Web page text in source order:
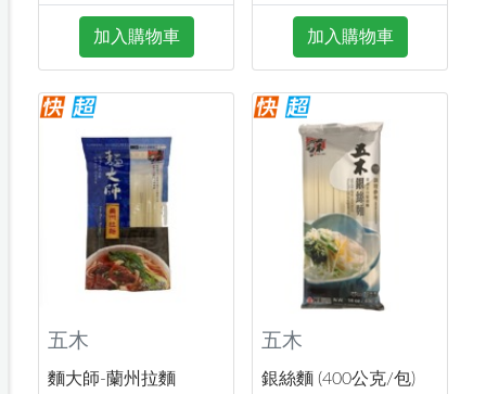
加入購物車 加入購物車
五木
麵大師-蘭州拉麵
五木
銀絲麵 (400公克/包)